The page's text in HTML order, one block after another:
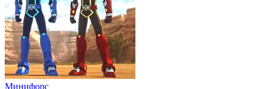
Минифорс